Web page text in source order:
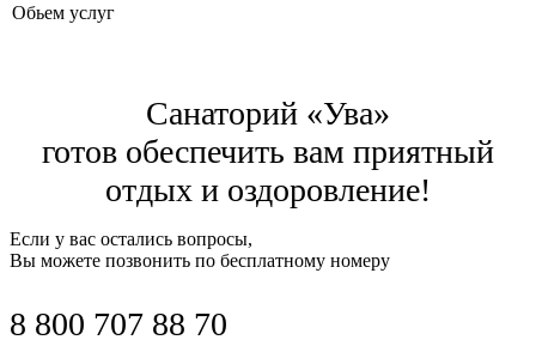
Обьем услуг
Санаторий «Ува»
готов обеспечить вам приятный
отдых и оздоровление!
Если у вас остались вопросы,
Вы можете позвонить по бесплатному номеру
8 800 707 88 70